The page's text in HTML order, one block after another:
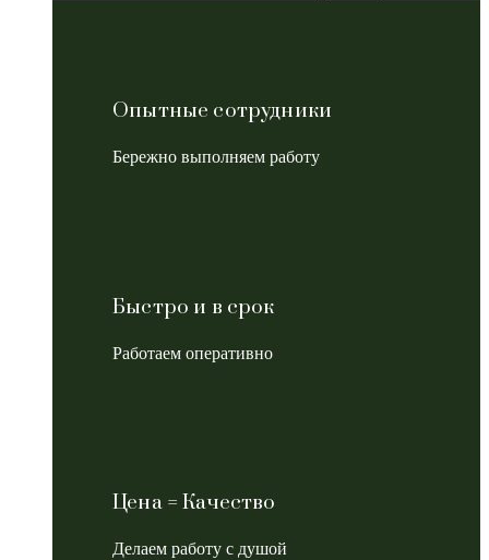
Опытные сотрудники
Бережно выполняем работу
Быстро и в срок
Работаем оперативно
Цена = Качество
Делаем работу с душой